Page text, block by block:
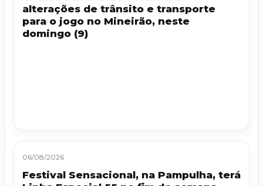
alterações de trânsito e transporte
para o jogo no Mineirão, neste
domingo (9)
06/08/2026
Festival Sensacional, na Pampulha, terá